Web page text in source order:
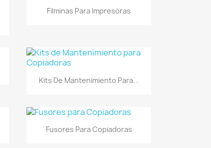
Vista rápida
Filminas Para Impresoras
Vista rápida
Kits De Mantenimiento Para...
Vista rápida
Fusores Para Copiadoras